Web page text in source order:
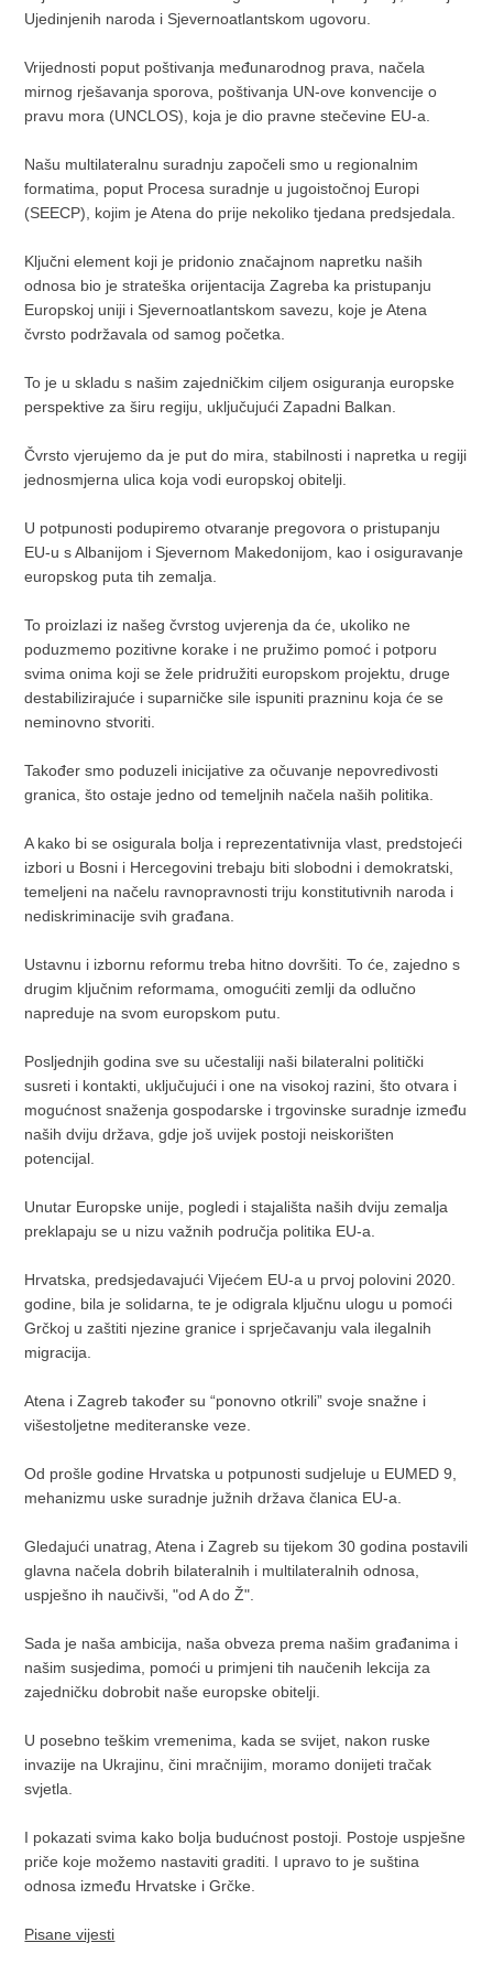
Ujedinjenih naroda i Sjevernoatlantskom ugovoru.
Vrijednosti poput poštivanja međunarodnog prava, načela
mirnog rješavanja sporova, poštivanja UN-ove konvencije o
pravu mora (UNCLOS), koja je dio pravne stečevine EU-a.
Našu multilateralnu suradnju započeli smo u regionalnim
formatima, poput Procesa suradnje u jugoistočnoj Europi
(SEECP), kojim je Atena do prije nekoliko tjedana predsjedala.
Ključni element koji je pridonio značajnom napretku naših
odnosa bio je strateška orijentacija Zagreba ka pristupanju
Europskoj uniji i Sjevernoatlantskom savezu, koje je Atena
čvrsto podržavala od samog početka.
To je u skladu s našim zajedničkim ciljem osiguranja europske
perspektive za širu regiju, uključujući Zapadni Balkan.
Čvrsto vjerujemo da je put do mira, stabilnosti i napretka u regiji
jednosmjerna ulica koja vodi europskoj obitelji.
U potpunosti podupiremo otvaranje pregovora o pristupanju
EU-u s Albanijom i Sjevernom Makedonijom, kao i osiguravanje
europskog puta tih zemalja.
To proizlazi iz našeg čvrstog uvjerenja da će, ukoliko ne
poduzmemo pozitivne korake i ne pružimo pomoć i potporu
svima onima koji se žele pridružiti europskom projektu, druge
destabilizirajuće i suparničke sile ispuniti prazninu koja će se
neminovno stvoriti.
Također smo poduzeli inicijative za očuvanje nepovredivosti
granica, što ostaje jedno od temeljnih načela naših politika.
A kako bi se osigurala bolja i reprezentativnija vlast, predstojeći
izbori u Bosni i Hercegovini trebaju biti slobodni i demokratski,
temeljeni na načelu ravnopravnosti triju konstitutivnih naroda i
nediskriminacije svih građana.
Ustavnu i izbornu reformu treba hitno dovršiti. To će, zajedno s
drugim ključnim reformama, omogućiti zemlji da odlučno
napreduje na svom europskom putu.
Posljednjih godina sve su učestaliji naši bilateralni politički
susreti i kontakti, uključujući i one na visokoj razini, što otvara i
mogućnost snaženja gospodarske i trgovinske suradnje između
naših dviju država, gdje još uvijek postoji neiskorišten
potencijal.
Unutar Europske unije, pogledi i stajališta naših dviju zemalja
preklapaju se u nizu važnih područja politika EU-a.
Hrvatska, predsjedavajući Vijećem EU-a u prvoj polovini 2020.
godine, bila je solidarna, te je odigrala ključnu ulogu u pomoći
Grčkoj u zaštiti njezine granice i sprječavanju vala ilegalnih
migracija.
Atena i Zagreb također su “ponovno otkrili” svoje snažne i
višestoljetne mediteranske veze.
Od prošle godine Hrvatska u potpunosti sudjeluje u EUMED 9,
mehanizmu uske suradnje južnih država članica EU-a.
Gledajući unatrag, Atena i Zagreb su tijekom 30 godina postavili
glavna načela dobrih bilateralnih i multilateralnih odnosa,
uspješno ih naučivši, "od A do Ž".
Sada je naša ambicija, naša obveza prema našim građanima i
našim susjedima, pomoći u primjeni tih naučenih lekcija za
zajedničku dobrobit naše europske obitelji.
U posebno teškim vremenima, kada se svijet, nakon ruske
invazije na Ukrajinu, čini mračnijim, moramo donijeti tračak
svjetla.
I pokazati svima kako bolja budućnost postoji. Postoje uspješne
priče koje možemo nastaviti graditi. I upravo to je suština
odnosa između Hrvatske i Grčke.
Pisane vijesti